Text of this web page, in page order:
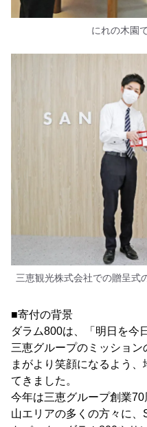
にれの木園
三恵観光株式会社での贈呈式
■寄付の背景
ダラム800は、「明日を今
三恵グループのミッショ
まがより笑顔になるよう
てきました。
今年は三恵グループ創業
山エリアの多くの方々に